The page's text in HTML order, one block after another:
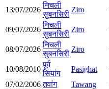
13/07/2026
निचली
सुबनसिरी
Ziro
09/07/2026
निचली
सुबनसिरी
Ziro
08/07/2026
निचली
सुबनसिरी
Ziro
10/08/2010
पूर्व
सियांग
Pasighat
07/02/2006 तवांग Tawang